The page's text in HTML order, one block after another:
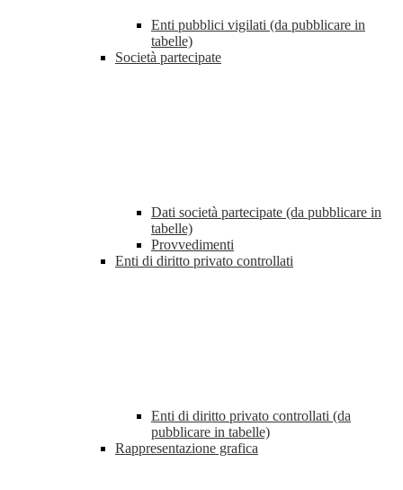
Enti pubblici vigilati (da pubblicare in
tabelle)
Società partecipate
Dati società partecipate (da pubblicare in
tabelle)
Provvedimenti
Enti di diritto privato controllati
Enti di diritto privato controllati (da
pubblicare in tabelle)
Rappresentazione grafica